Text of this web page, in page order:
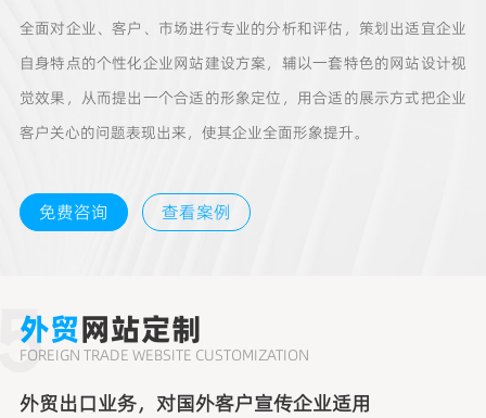
全面对企业、客户、市场进行专业的分析和评估，策划出适宜企业
自身特点的个性化企业网站建设方案，辅以一套特色的网站设计视
觉效果，从而提出一个合适的形象定位，用合适的展示方式把企业
客户关心的问题表现出来，使其企业全面形象提升。
免费咨询 查看案例
外贸网站定制
FOREIGN TRADE WEBSITE CUSTOMIZATION
外贸出口业务，对国外客户宣传企业适用